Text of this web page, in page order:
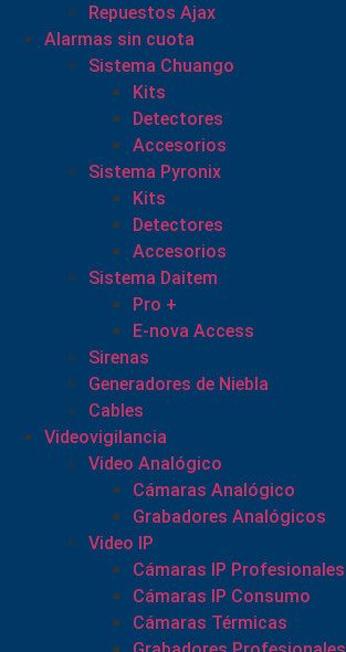
Repuestos Ajax
Alarmas sin cuota
Sistema Chuango
Kits
Detectores
Accesorios
Sistema Pyronix
Kits
Detectores
Accesorios
Sistema Daitem
Pro +
E-nova Access
Sirenas
Generadores de Niebla
Cables
Videovigilancia
Video Analógico
Cámaras Analógico
Grabadores Analógicos
Video IP
Cámaras IP Profesionales
Cámaras IP Consumo
Cámaras Térmicas